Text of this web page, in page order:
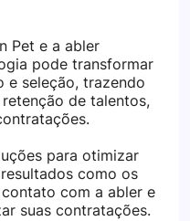
Pet e a abler
pode transformar
e seleção, trazendo
de talentos,
para otimizar
como os
com a abler e
suas contratações.